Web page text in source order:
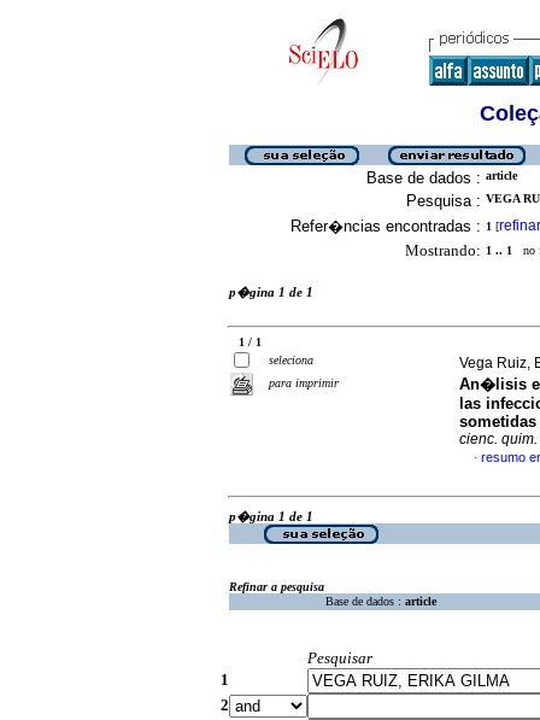
Base de dados : article
Pesquisa : VEGA
Refer�ncias encontradas : 1 [refinar
Mostrando: 1 .. 1 no
p�gina 1 de 1
1 / 1
seleciona
para imprimir
Vega Ruiz,
An�lisis
las
cienc. quim.
· resumo
p�gina 1 de 1
Refinar a pesquisa
Base de dados : article
Pesquisar
1
2